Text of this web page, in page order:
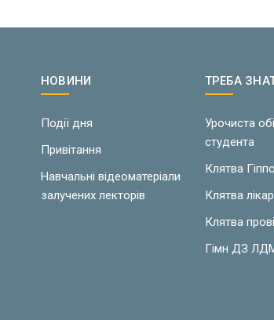
НОВИНИ
Події дня
Привітання
Навчальні відеоматеріали
залучених лекторів
ТРЕБА
Урочиста
студента
Клятва
Клятва
Клятва
Гімн ДЗ